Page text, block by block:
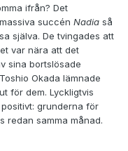
ifrån? Det
succén Nadia så
själva. De tvingades att
var nära att det
sina bortslösade
Okada lämnade
för dem. Lyckligtvis
grunderna för
redan samma månad.